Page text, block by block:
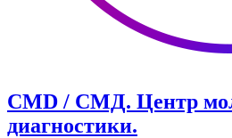
CMD / СМД. Центр
диагностики.